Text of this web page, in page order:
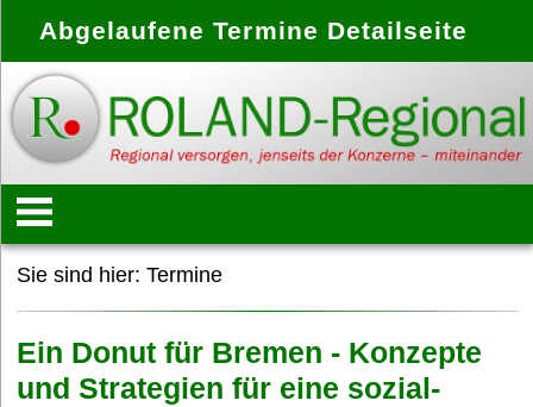
Abgelaufene Termine Detailseite
Startseite
Konzept
Sie sind hier:Termine
Ein Donut für Bremen - Konzepte
und Strategien für eine sozial-